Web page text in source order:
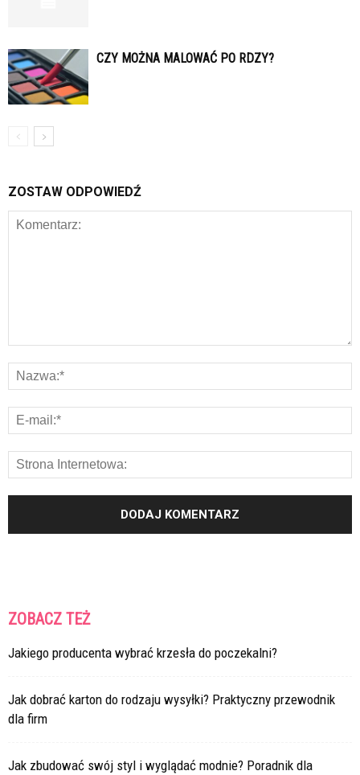
CZY MOŻNA MALOWAĆ PO RDZY?
ZOSTAW ODPOWIEDŹ
ZOBACZ TEŻ
Jakiego producenta wybrać krzesła do poczekalni?
Jak dobrać karton do rodzaju wysyłki? Praktyczny przewodnik
dla firm
Jak zbudować swój styl i wyglądać modnie? Poradnik dla